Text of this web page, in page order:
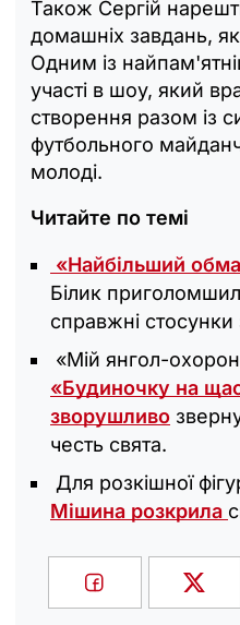
Також Сергій
домашніх завдань,
Одним із
участі в шоу, який
створення разом із
футбольного
молоді.
Читайте по темі
«Найбільший
Білик
справжні
«Мій янгол-
«Будиночку на
зворушливо
честь свята.
Для розкішної
Мішина розкрила